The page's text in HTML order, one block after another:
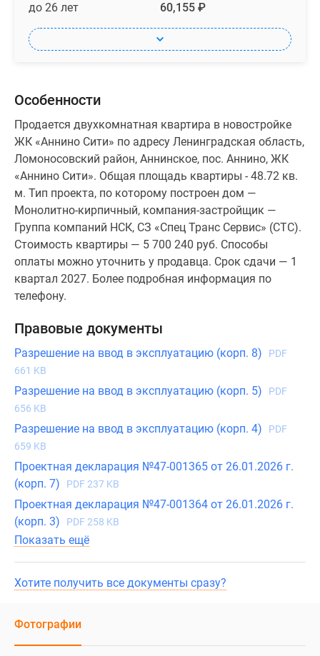
до 26 лет 60,155 ₽
Особенности
Продается двухкомнатная квартира в новостройке
ЖК «Аннино Сити» по адресу Ленинградская область,
Ломоносовский район, Аннинское, пос. Аннино, ЖК
«Аннино Сити». Общая площадь квартиры - 48.72 кв.
м. Тип проекта, по которому построен дом —
Монолитно-кирпичный, компания-застройщик —
Группа компаний НСК, СЗ «Спец Транс Сервис» (СТС).
Стоимость квартиры — 5 700 240 руб. Способы
оплаты можно уточнить у продавца. Срок сдачи — 1
квартал 2027. Более подробная информация по
телефону.
Правовые документы
Разрешение на ввод в эксплуатацию (корп. 8)
PDF
661 KB
Разрешение на ввод в эксплуатацию (корп. 5)
PDF
656 KB
Разрешение на ввод в эксплуатацию (корп. 4)
PDF
659 KB
Проектная декларация №47-001365 от 26.01.2026 г.
(корп. 7)
PDF 237 KB
Проектная декларация №47-001364 от 26.01.2026 г.
(корп. 3)
PDF 258 KB
Показать ещё
Хотите получить все документы сразу?
Фотографии